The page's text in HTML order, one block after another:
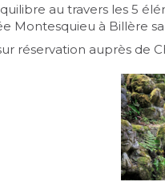
au travers les 5
Montesquieu à Billère
réservation auprès de